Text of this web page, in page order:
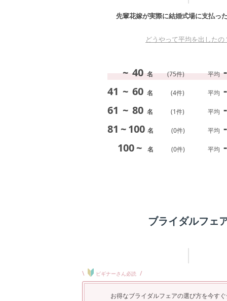
先輩花嫁が実際に結婚式場に支払っ
どうやって平均を出したの
~ 40 名 (75件) 平均 -
41 ~ 60 名 (4件) 平均 -
61 ~ 80 名 (1件) 平均 -
81 ~ 100 名 (0件) 平均 -
100~ 名 (0件) 平均 -
ブライダルフェ
\ ビギナーさん必読 /
お得なブライダルフェアの選び方を今すぐ